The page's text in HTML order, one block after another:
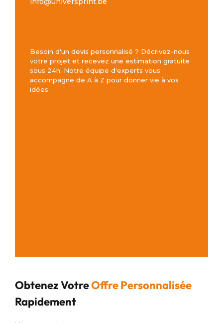
Besoin d'un devis personnalisé ? Décrivez-nous
votre projet et recevez une estimation gratuite
sous 24h. Notre équipe d'experts vous
accompagne de A à Z pour donner vie à vos
idées.
Obtenez VotreOffre Personnalisée
Rapidement